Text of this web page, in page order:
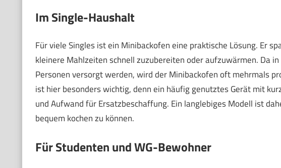
Im Single-Haushalt
Für viele Singles ist ein Minibackofen eine praktische Lösung. Er
kleinere Mahlzeiten schnell zuzubereiten oder aufzuwärmen. Da
Personen versorgt werden, wird der Minibackofen oft mehrmals
ist hier besonders wichtig, denn ein häufig genutztes Gerät mit
und Aufwand für Ersatzbeschaffung. Ein langlebiges Modell ist
bequem kochen zu können.
Für Studenten und WG-Bewohner